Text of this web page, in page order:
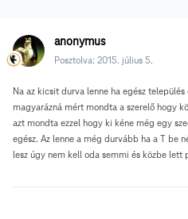
anonymus
Posztolva: 2015. július 5.
Na az kicsit durva lenne ha egész
magyarázná mért mondta a szerelő hogy
azt mondta ezzel hogy ki kéne még egy
egész. Az lenne a még durvább ha a T be
lesz úgy nem kell oda semmi és közbe lett